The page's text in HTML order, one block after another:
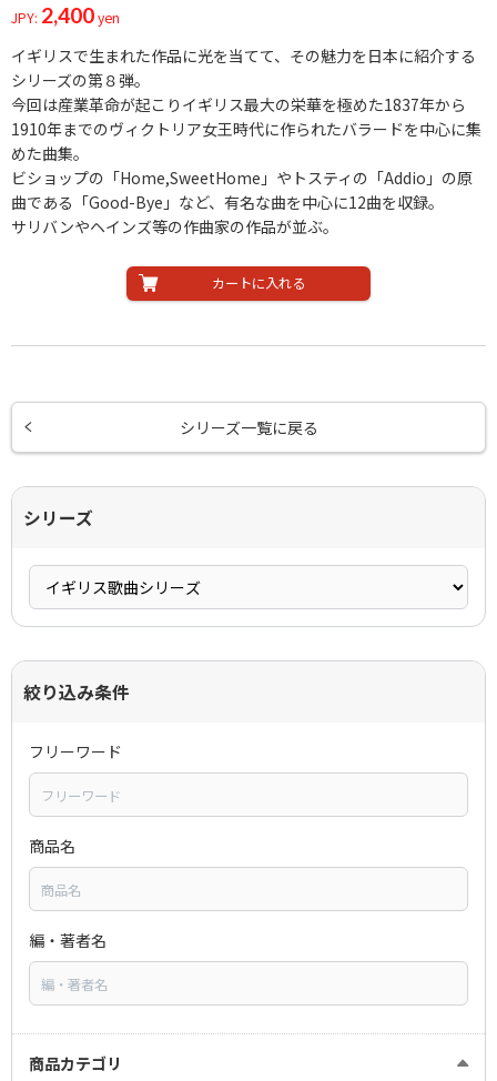
JPY: 2,400yen
イギリスで生まれた作品に光を当てて、その魅力を日本に紹介する
シリーズの第８弾。
今回は産業革命が起こりイギリス最大の栄華を極めた1837年から
1910年までのヴィクトリア女王時代に作られたバラードを中心に集
めた曲集。
ビショップの「Home,SweetHome」やトスティの「Addio」の原
曲である「Good-Bye」など、有名な曲を中心に12曲を収録。
サリバンやヘインズ等の作曲家の作品が並ぶ。
カートに入れる
シリーズ一覧に戻る
シリーズ
絞り込み条件
フリーワード
商品名
編・著者名
商品カテゴリ